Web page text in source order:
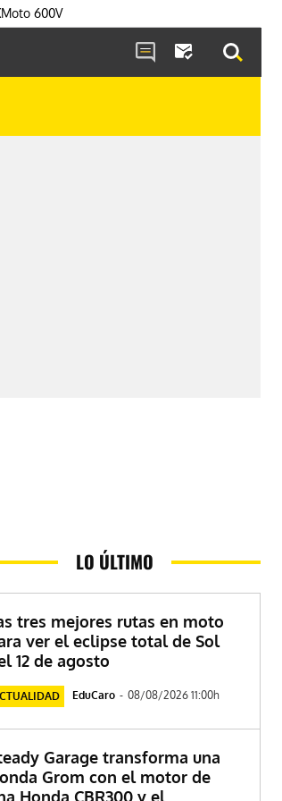
600V
LO ÚLTIMO
tres mejores rutas en moto
ver el eclipse total de Sol
12 de agosto
EduCaro - 08/08/2026 11:00h
Garage transforma una
Grom con el motor de
Honda CBR300 y el